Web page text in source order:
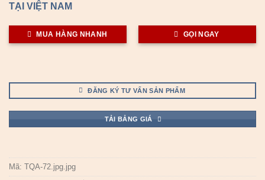
TẠI VIỆT NAM
MUA HÀNG NHANH GỌI NGAY
ĐĂNG KÝ TƯ VẤN SẢN PHẨM
TẢI BẢNG GIÁ
Mã: TQA-72.jpg.jpg